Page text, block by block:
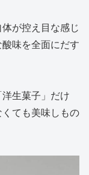
が控え目な感じ
味を全面にだす
生菓子」だけ
ても美味しもの